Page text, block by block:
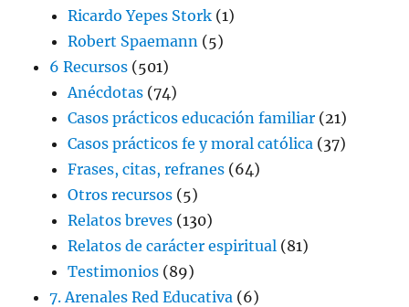
Ricardo Yepes Stork (1)
Robert Spaemann (5)
6 Recursos (501)
Anécdotas (74)
Casos prácticos educación familiar (21)
Casos prácticos fe y moral católica (37)
Frases, citas, refranes (64)
Otros recursos (5)
Relatos breves (130)
Relatos de carácter espiritual (81)
Testimonios (89)
7. Arenales Red Educativa (6)